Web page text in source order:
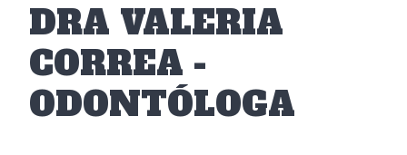
DRA VALERIA
CORREA -
ODONTÓLOGA